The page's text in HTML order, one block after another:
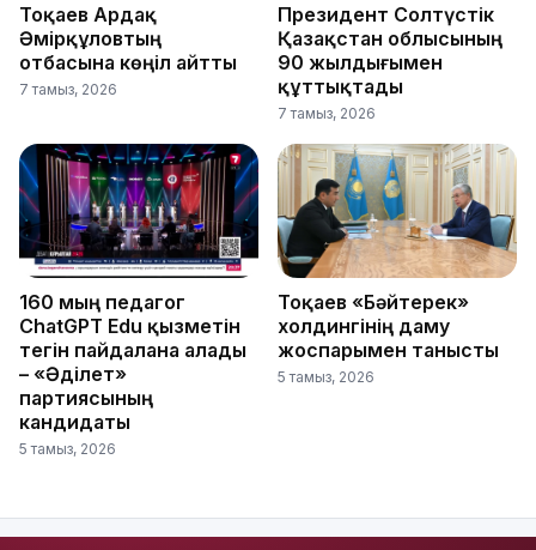
Тоқаев Ардақ
Әмірқұловтың
отбасына көңіл айтты
7 тамыз, 2026
Президент Солтүстік
Қазақстан облысының
90 жылдығымен
құттықтады
7 тамыз, 2026
160 мың педагог
ChatGPT Edu қызметін
тегін пайдалана алады
– «Әділет»
партиясының
кандидаты
5 тамыз, 2026
Тоқаев «Бәйтерек»
холдингінің даму
жоспарымен танысты
5 тамыз, 2026